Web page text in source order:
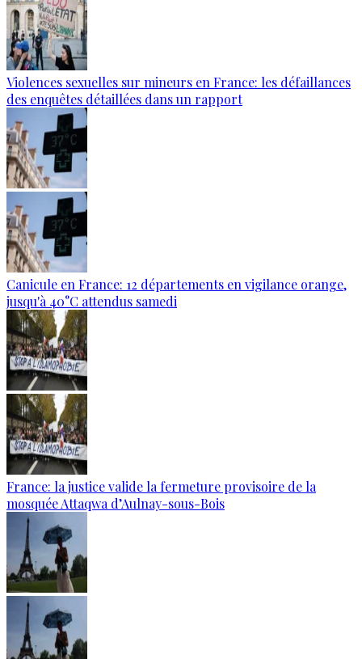
Violences sexuelles sur mineurs en France: les défaillances
des enquêtes détaillées dans un rapport
Canicule en France: 12 départements en vigilance orange,
jusqu'à 40°C attendus samedi
France: la justice valide la fermeture provisoire de la
mosquée Attaqwa d’Aulnay-sous-Bois